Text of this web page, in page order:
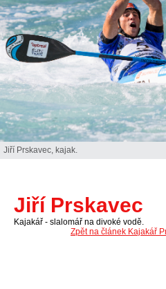
Jiří Prskavec, kajak.
Jiří Prskavec
Kajakář - slalomář na divoké vodě.
Zpět na článek Kajakář